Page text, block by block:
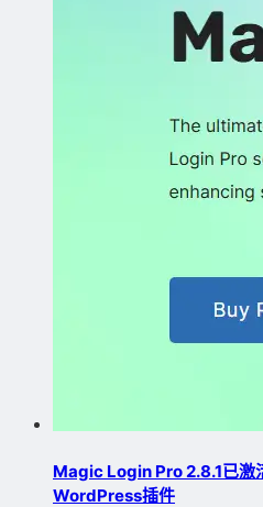
Magic Login Pro 2.8.1已激
WordPress插件